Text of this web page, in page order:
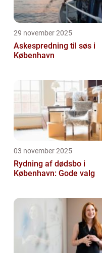
29 november 2025
Askespredning til søs i
København
03 november 2025
Rydning af dødsbo i
København: Gode valg